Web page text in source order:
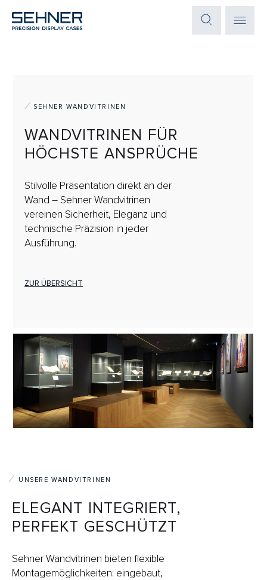
Stilvolle Präsentation direkt an der
Wand – Sehner Wandvitrinen
vereinen Sicherheit, Eleganz und
technische Präzision in jeder
Ausführung.
ZUR ÜBERSICHT
WANDVITRINEN FÜR
HÖCHSTE ANSPRÜCHE
SEHNER WANDVITRINEN
Sehner Wandvitrinen bieten flexible
Montagemöglichkeiten: eingebaut,
UNSERE WANDVITRINEN
ELEGANT INTEGRIERT,
PERFEKT GESCHÜTZT